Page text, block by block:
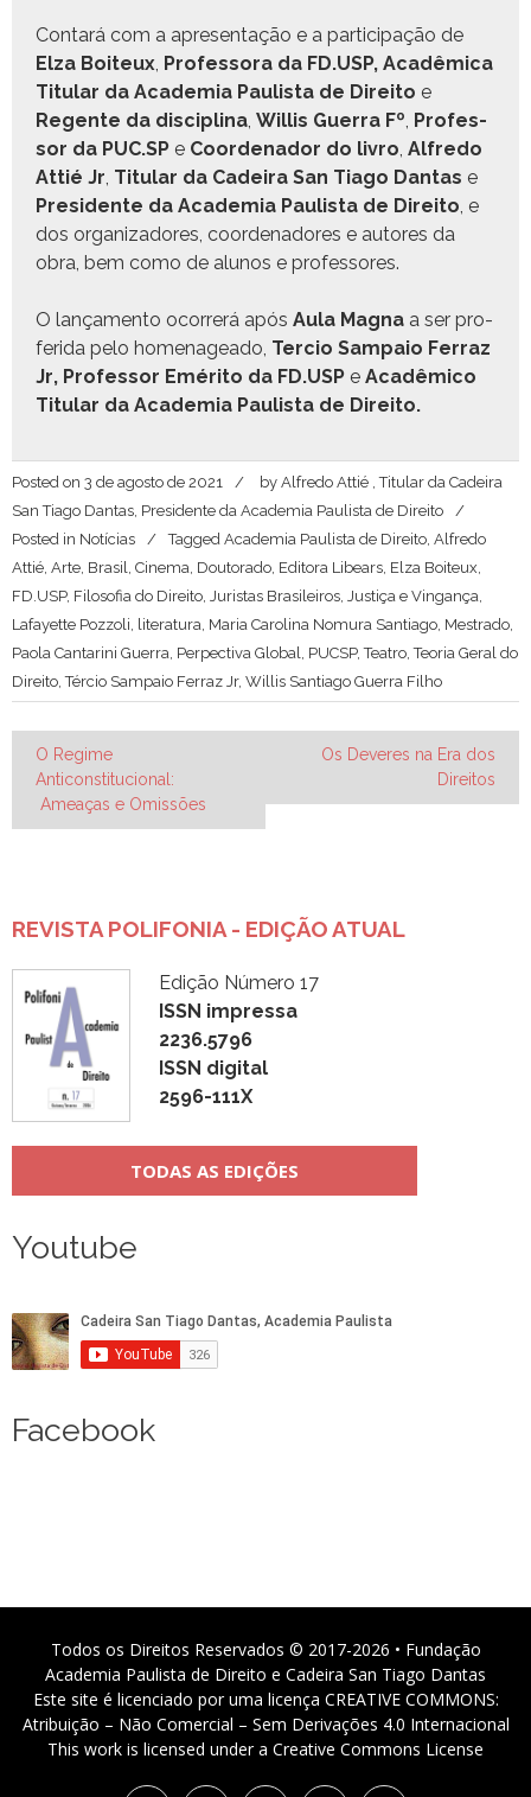
Con­tará com a apre­sen­tação e a par­tic­i­pação de
Elza Boi­teux, Pro­fes­so­ra da FD.USP, Acadêmi­ca
Tit­u­lar da Acad­e­mia Paulista de Dire­ito e
Regente da dis­ci­plina, Willis Guer­ra Fº, Pro­fes­
sor da PUC.SP e Coor­de­nador do livro, Alfre­do
Attié Jr, Tit­u­lar da Cadeira San Tia­go Dan­tas e
Pres­i­dente da Acad­e­mia Paulista de Dire­ito, e
dos orga­ni­zadores, coor­de­nadores e autores da
obra, bem como de alunos e professores.
O lança­men­to ocor­rerá após Aula Magna a ser pro­
feri­da pelo hom­e­nagea­do, Ter­cio Sam­paio Fer­raz
Jr, Pro­fes­sor Eméri­to da FD.USP e Acadêmi­co
Tit­u­lar da Acad­e­mia Paulista de Direito.
Posted on 3 de agosto de 2021 by Alfredo Attié , Titular da Cadeira
San Tiago Dantas, Presidente da Academia Paulista de Direito
Posted in Notícias Tagged Academia Paulista de Direito, Alfredo
Attié, Arte, Brasil, Cinema, Doutorado, Editora Libears, Elza Boiteux,
FD.USP, Filosofia do Direito, Juristas Brasileiros, Justiça e Vingança,
Lafayette Pozzoli, literatura, Maria Carolina Nomura Santiago, Mestrado,
Paola Cantarini Guerra, Perpectiva Global, PUCSP,Teatro,Teoria Geral do
Direito,Tércio Sampaio Ferraz Jr, Willis Santiago Guerra Filho
Navegação
de
Post
O Regime
Anticonstitucional:
Ameaças e Omissões
Os Deveres na Era dos
Direitos
REVISTA POLIFONIA - EDIÇÃO ATUAL
Edição Número 17
ISSN impressa
2236.5796
ISSN digital
2596-111X
TODAS AS EDIÇÕES
Youtube
Facebook
Todos os Direitos Reservados © 2017-2026 • Fundação
Academia Paulista de Direito e Cadeira San Tiago Dantas
Este site é licenciado por uma licença CREATIVE COMMONS:
Atribuição – Não Comercial – Sem Derivações 4.0 Internacional
This work is licensed under a Creative Commons License